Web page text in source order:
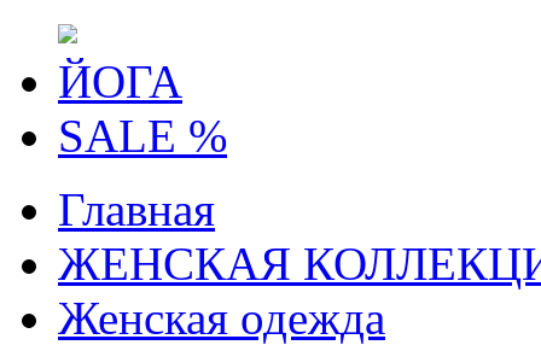
ЙОГА
SALE %
Главная
ЖЕНСКАЯ
Женская одежда